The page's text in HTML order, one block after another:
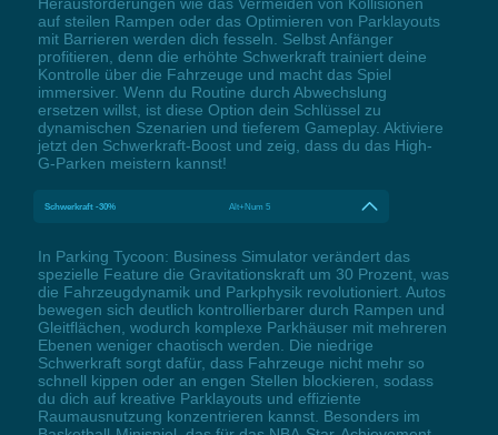
Herausforderungen wie das Vermeiden von Kollisionen
auf steilen Rampen oder das Optimieren von Parklayouts
mit Barrieren werden dich fesseln. Selbst Anfänger
profitieren, denn die erhöhte Schwerkraft trainiert deine
Kontrolle über die Fahrzeuge und macht das Spiel
immersiver. Wenn du Routine durch Abwechslung
ersetzen willst, ist diese Option dein Schlüssel zu
dynamischen Szenarien und tieferem Gameplay. Aktiviere
jetzt den Schwerkraft-Boost und zeig, dass du das High-
G-Parken meistern kannst!
Schwerkraft -30% Alt+Num 5
In Parking Tycoon: Business Simulator verändert das
spezielle Feature die Gravitationskraft um 30 Prozent, was
die Fahrzeugdynamik und Parkphysik revolutioniert. Autos
bewegen sich deutlich kontrollierbarer durch Rampen und
Gleitflächen, wodurch komplexe Parkhäuser mit mehreren
Ebenen weniger chaotisch werden. Die niedrige
Schwerkraft sorgt dafür, dass Fahrzeuge nicht mehr so
schnell kippen oder an engen Stellen blockieren, sodass
du dich auf kreative Parklayouts und effiziente
Raumausnutzung konzentrieren kannst. Besonders im